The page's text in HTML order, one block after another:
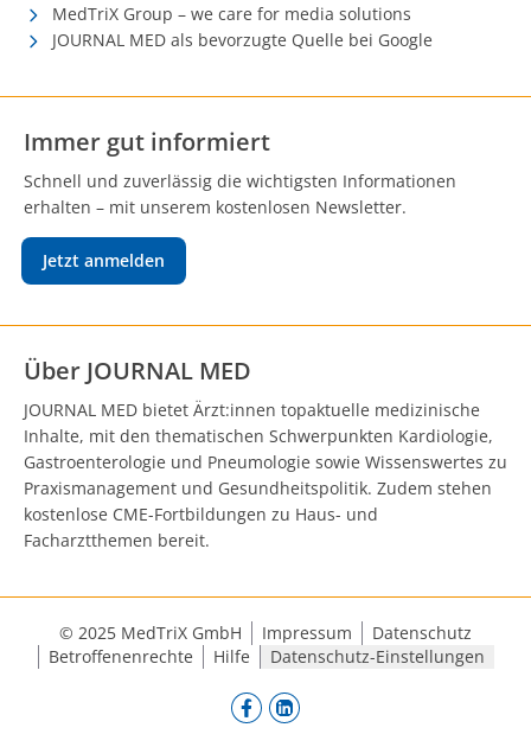
MedTriX Group – we care for media solutions
JOURNAL MED als bevorzugte Quelle bei Google
Immer gut informiert
Schnell und zuverlässig die wichtigsten Informationen
erhalten – mit unserem kostenlosen Newsletter.
Jetzt anmelden
Über JOURNAL MED
JOURNAL MED bietet Ärzt:innen topaktuelle medizinische
Inhalte, mit den thematischen Schwerpunkten Kardiologie,
Gastroenterologie und Pneumologie sowie Wissenswertes zu
Praxismanagement und Gesundheitspolitik. Zudem stehen
kostenlose CME-Fortbildungen zu Haus- und
Facharztthemen bereit.
© 2025 MedTriX GmbH Impressum
Datenschutz
Betroffenenrechte
Hilfe Datenschutz-Einstellungen